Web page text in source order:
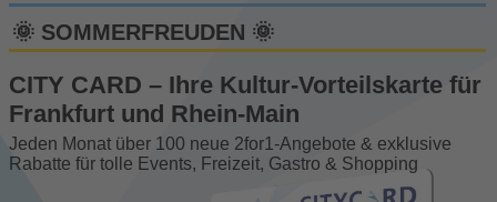
🌞 SOMMERFREUDEN 🌞
CITY CARD – Ihre Kultur-Vorteils­karte für
Frankfurt und Rhein-Main
Jeden Monat über 100 neue 2for1-Angebote & exklusive
Rabatte für tolle Events, Freizeit, Gastro & Shopping